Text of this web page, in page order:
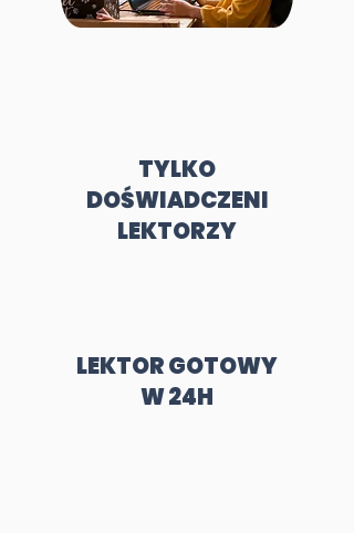
TYLKO
DOŚWIADCZENI
LEKTORZY
LEKTOR GOTOWY
W 24H